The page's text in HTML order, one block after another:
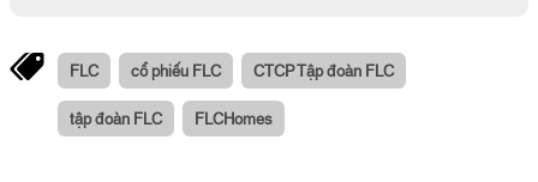
FLC cổ phiếu FLC CTCP Tập đoàn FLC
tập đoàn FLC FLCHomes